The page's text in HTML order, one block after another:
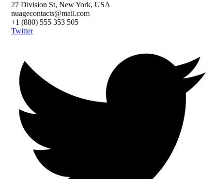
27 Division St, New York, USA
nuagecontacts@mail.com
+1 (880) 555 353 505
Twitter